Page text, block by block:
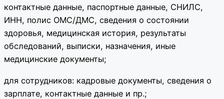
контактные данные, паспортные данные, СНИЛС,
ИНН, полис ОМС/ДМС, сведения о состоянии
здоровья, медицинская история, результаты
обследований, выписки, назначения, иные
медицинские документы;
для сотрудников: кадровые документы, сведения о
зарплате, контактные данные и пр.;